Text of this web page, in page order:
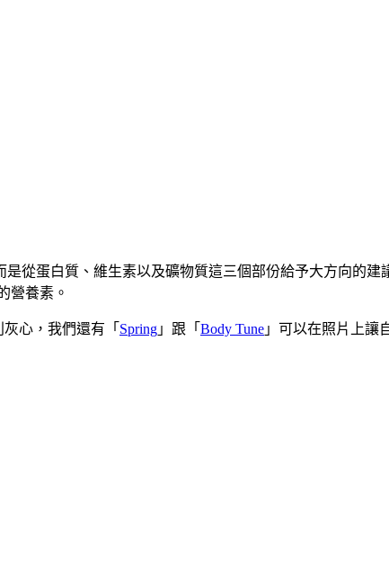
從蛋白質、維生素以及礦物質這三個部份給予大方向的
營養素。
心，我們還有「 Spring 」跟「 Body Tune 」可以在照片上讓